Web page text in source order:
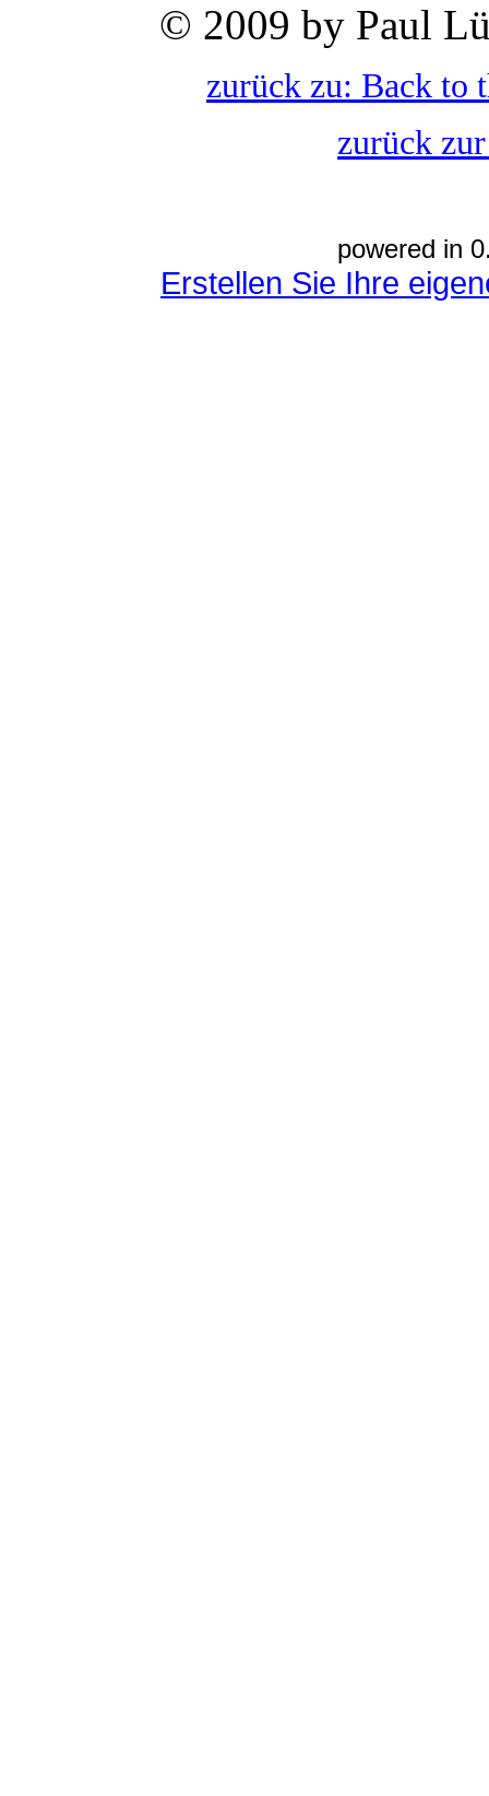
© 2009 by Paul
zurück zu: Back to
zurück
powered in
Erstellen Sie Ihre